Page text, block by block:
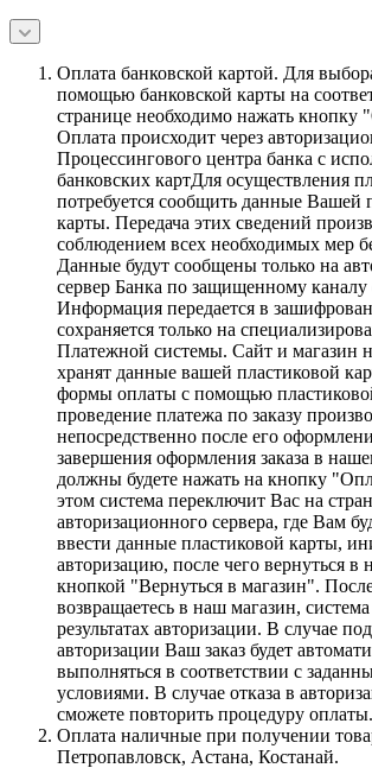
Оплата банковской картой. Для
помощью банковской карты на
странице необходимо нажать кнопку
Оплата происходит через
Процессингового центра банка с
банковских картДля осуществления
потребуется сообщить данные Вашей
карты. Передача этих сведений
соблюдением всех необходимых мер
Данные будут сообщены только на
сервер Банка по защищенному
Информация передается в
сохраняется только на
Платежной системы. Сайт и магазин
хранят данные вашей пластиковой
формы оплаты с помощью
проведение платежа по заказу
непосредственно после его
завершения оформления заказа в
должны будете нажать на кнопку
этом система переключит Вас на
авторизационного сервера, где Вам
ввести данные пластиковой карты,
авторизацию, после чего вернуться в
кнопкой "Вернуться в магазин".
возвращаетесь в наш магазин,
результатах авторизации. В случае
авторизации Ваш заказ будет
выполняться в соответствии с
условиями. В случае отказа в
сможете повторить процедуру оплаты.
Оплата наличные при получении
Петропавловск, Астана, Костанай.